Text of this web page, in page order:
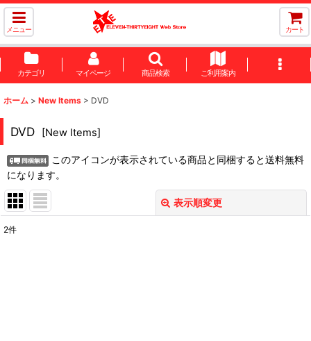
メニュー カート
カテゴリ マイページ 商品検索 ご利用案内
ホーム > New Items > DVD
DVD [New Items]
このアイコンが表示されている商品と同梱すると送料無料
になります。
表示順変更
2件